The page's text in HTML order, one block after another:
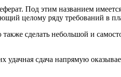
Под этим названием
целому ряду требований в
сделать небольшой и
сдача напрямую